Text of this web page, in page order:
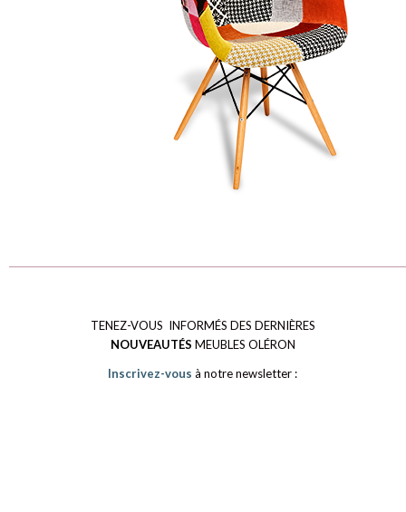
TENEZ-VOUS INFORMÉS DES DERNIÈRES
NOUVEAUTÉS MEUBLES OLÉRON
Inscrivez-vous à notre newsletter :